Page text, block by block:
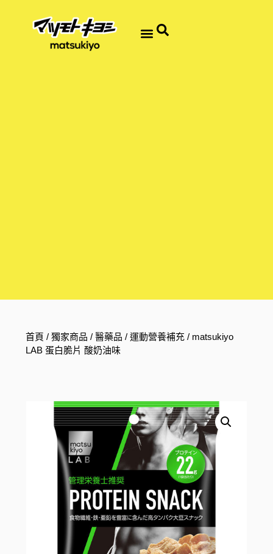
首頁 /獨家商品 /醫藥品 /運動營養補充 / matsukiyo
LAB 蛋白脆片 酸奶油味